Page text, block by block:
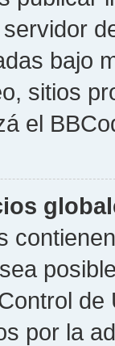
bajo
sitios
el
por la